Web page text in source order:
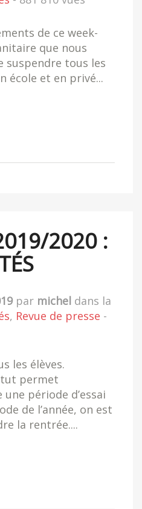
de ce week-
que nous
suspendre tous les
école et en privé...
2020 :
par michel dans la
, Revue de presse -
les élèves.
permet
période d’essai
de l’année, on est
la rentrée....